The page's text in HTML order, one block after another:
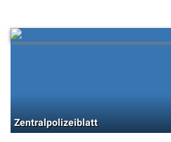
Zentralpolizeiblatt